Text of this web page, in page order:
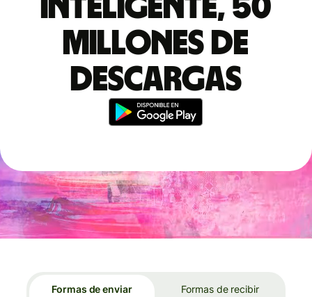
inteligente, 50
millones de
descargas
Formas de enviar
Formas de recibir